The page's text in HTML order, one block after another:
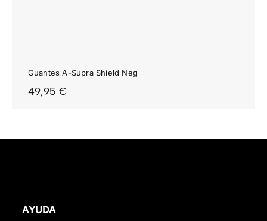
Guantes A-Supra Shield Neg
49,95€
AYUDA